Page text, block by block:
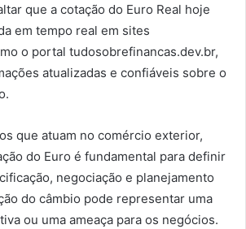
que a cotação do Euro Real hoje
em tempo real em sites
o portal tudosobrefinancas.dev.br,
atualizadas e confiáveis sobre o
que atuam no comércio exterior,
do Euro é fundamental para definir
negociação e planejamento
do câmbio pode representar uma
ou uma ameaça para os negócios.